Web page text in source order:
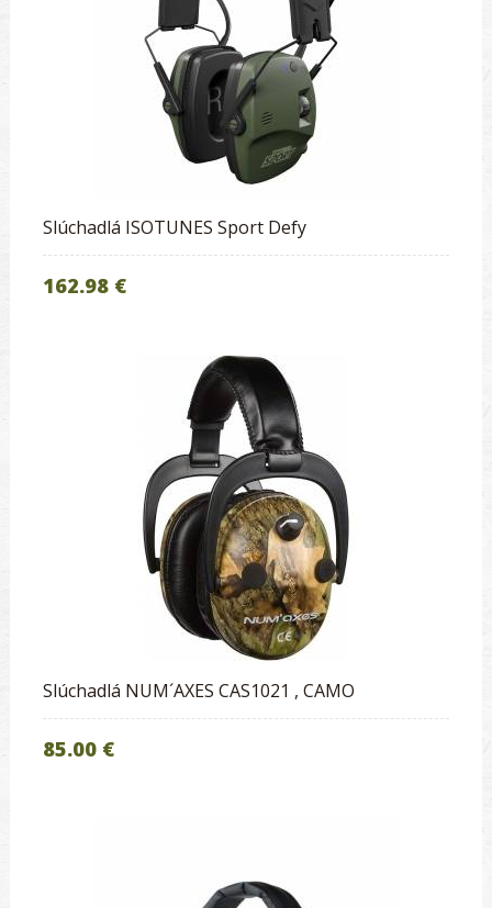
Slúchadlá ISOTUNES Sport Defy
162.98 €
Slúchadlá NUM´AXES CAS1021 , CAMO
85.00 €